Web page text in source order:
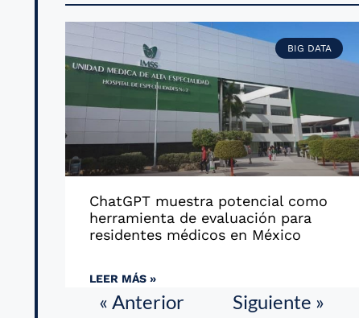
BIG DATA
ChatGPT muestra potencial como
herramienta de evaluación para
residentes médicos en México
LEER MÁS »
« Anterior Siguiente »